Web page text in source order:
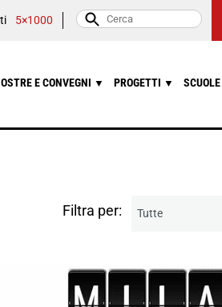
5×1000
E CONVEGNI ▼ PROGETTI ▼ SCUOLE
Filtra per: